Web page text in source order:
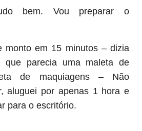
bem. Vou preparar o
monto em 15 minutos – dizia
que parecia uma maleta de
de maquiagens – Não
aluguei por apenas 1 hora e
para o escritório.